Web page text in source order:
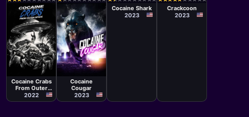
Película
Chuck Magee
Cocaine Crabs
From Outer
Space
2022
Película
Dustin
Andy
Qualtrough
Cocaine
Cougar
2023
Cocaine Shark
2023
Crackcoon
2023